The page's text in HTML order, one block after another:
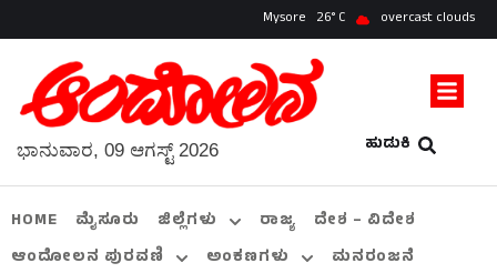
Mysore 26 overcast clouds
ಹುಡುಕಿ
ಭಾನುವಾರ, 09 ಆಗಸ್ಟ್ 2026
HOME ಮೈಸೂರು ಜಿಲ್ಲೆಗಳು ರಾಜ್ಯ
ದೇಶ – ವಿದೇಶ
ಆಂದೋಲನ ಪುರವಣಿ
ಅಂಕಣಗಳು
ಮನರಂಜನೆ